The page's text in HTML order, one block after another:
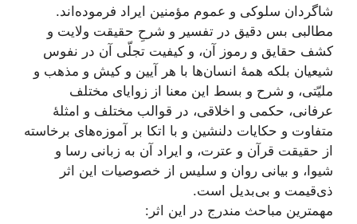
شاگردان سلوکی و عموم مؤمنین ایراد فرموده‌اند.
مطالبی بس دقیق در تفسیر و شرحِ حقیقت ولایت و
کشف حقایق و رموز آن، و کیفیت تجلّی آن در نفوس
شیعیان بلکه همۀ انسان‌ها با هر آیین و کیش و مذهب و
ملیّتی، و شرح و بسط این معنا از زوایای مختلف
عرفانی، حکمی و اخلاقی، در قوالب مختلف و امثلۀ
متفاوت و حکایات دلنشین و با اتکا بر آموزه‌های برخاسته
از حقیقت قرآن و عترت، و ایراد آن به زبانی رسا و
شیوا، و بیانی روان و سلیس از خصوصیات این اثر
ذی‌قیمت و بی‌بدیل است.
مهمترین مباحث مندرج در این اثر: